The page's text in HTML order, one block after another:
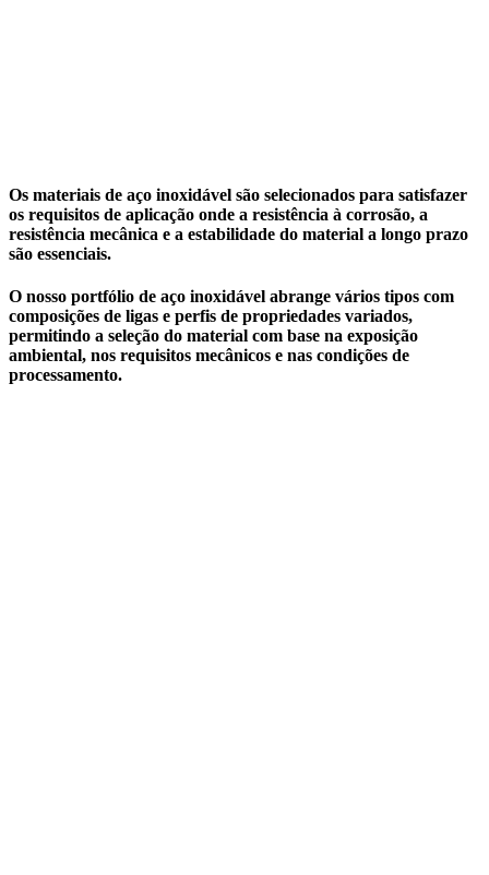
Os materiais de aço inoxidável são selecionados para satisfazer
os requisitos de aplicação onde a resistência à corrosão, a
resistência mecânica e a estabilidade do material a longo prazo
são essenciais.
O nosso portfólio de aço inoxidável abrange vários tipos com
composições de ligas e perfis de propriedades variados,
permitindo a seleção do material com base na exposição
ambiental, nos requisitos mecânicos e nas condições de
processamento.